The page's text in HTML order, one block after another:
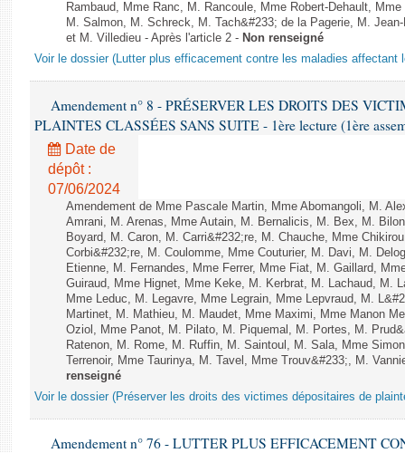
Questions écrites et orales
Comptes rendus des débats
Rambaud, Mme Ranc, M. Rancoule, Mme Robert-Dehault,
M. Salmon, M. Schreck, M. Tach&#233; de la Pagerie, M.
et M. Villedieu - Après l'article 2 - Non renseigné
Voir le dossier (Lutter plus efficacement contre les maladies affectant
Amendement n° 8 - PRÉSERVER LES DROITS DES
PLAINTES CLASSÉES SANS SUITE - 1ère lecture (1ère
Date de
dépôt :
07/06/2024
Amendement de Mme Pascale Martin, Mme Abomangoli, M.
Amrani, M. Arenas, Mme Autain, M. Bernalicis, M. Bex, M.
Boyard, M. Caron, M. Carri&#232;re, M. Chauche, Mme
Corbi&#232;re, M. Coulomme, Mme Couturier, M. Davi, M.
Etienne, M. Fernandes, Mme Ferrer, Mme Fiat, M. Gaillard,
Guiraud, Mme Hignet, Mme Keke, M. Kerbrat, M. Lachaud, M.
Mme Leduc, M. Legavre, Mme Legrain, Mme Lepvraud, M.
Martinet, M. Mathieu, M. Maudet, Mme Maximi, Mme Manon
Oziol, Mme Panot, M. Pilato, M. Piquemal, M. Portes, M.
Ratenon, M. Rome, M. Ruffin, M. Saintoul, M. Sala, Mme
Terrenoir, Mme Taurinya, M. Tavel, Mme Trouv&#233;, M.
renseigné
Voir le dossier (Préserver les droits des victimes dépositaires de
Amendement n° 76 - LUTTER PLUS EFFICACEMENT